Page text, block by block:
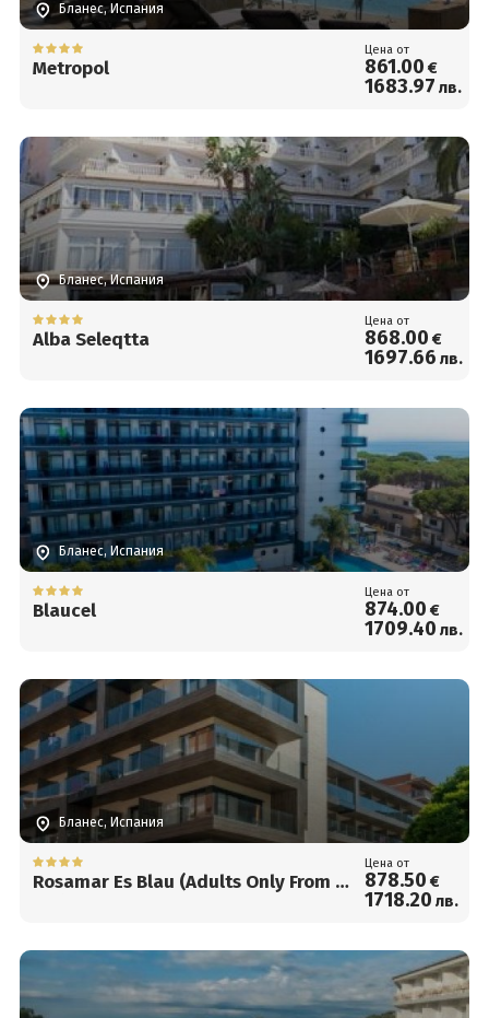
Бланес, Испания
Metropol
Цена от
861.00 €
1683.97 лв.
Бланес, Испания
Alba Seleqtta
Цена от
868.00 €
1697.66 лв.
Бланес, Испания
Blaucel
Цена от
874.00 €
1709.40 лв.
Бланес, Испания
Rosamar Es Blau (Adults Only From 21
Цена от
878.50 €
1718.20 лв.